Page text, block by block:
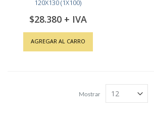
120X130 (1X100)
$28.380
AGREGAR AL CARRO
Mostrar